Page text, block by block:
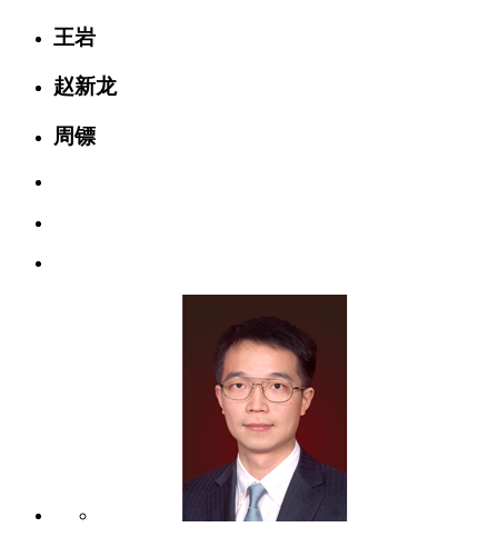
王岩
赵新龙
周镖